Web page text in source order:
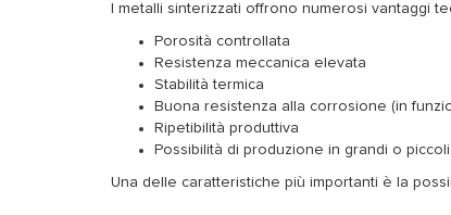
I metalli sinterizzati offrono numerosi vantaggi
Porosità controllata
Resistenza meccanica elevata
Stabilità termica
Buona resistenza alla corrosione (in
Ripetibilità produttiva
Possibilità di produzione in grandi o
Una delle caratteristiche più importanti è la